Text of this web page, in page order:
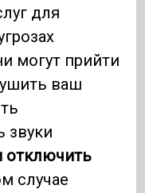
для
могут прийти
ваш
звуки
отключить
случае